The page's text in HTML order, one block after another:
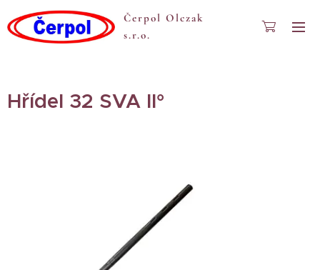
Čerpol Olczak
s.r.o.
Hřídel 32 SVA II°